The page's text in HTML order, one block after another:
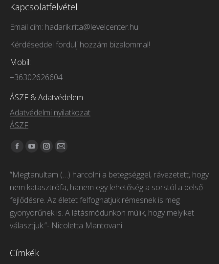
Kapcsolatfelvétel
Email cím: hadarik.rita@levelcenter.hu
Kérdéseddel fordulj hozzám bizalommal!
Mobil:
+36302626604
ÁSZF & Adatvédelem
Adatvédelmi nyilatkozat
ÁSZF
Itt vagyunk elérhetőek:
Facebook
opens
in
new
window
YouTube
opens
in
new
window
Instagram
opens
in
new
window
Mail
opens
in
new
window
“Megtanultam (…) harcolni a betegséggel, rávezetett, hogy
nem katasztrófa, hanem egy lehetőség a sorstól a belső
fejlődésre. Az életet felfoghatjuk rémesnek is meg
gyönyörűnek is. A látásmódunkon múlik, hogy melyiket
választjuk.”- Nicoletta Mantovani
Címkék